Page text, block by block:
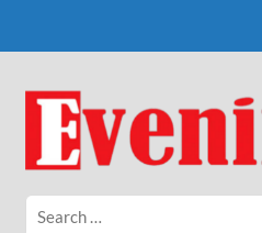
Eveniment